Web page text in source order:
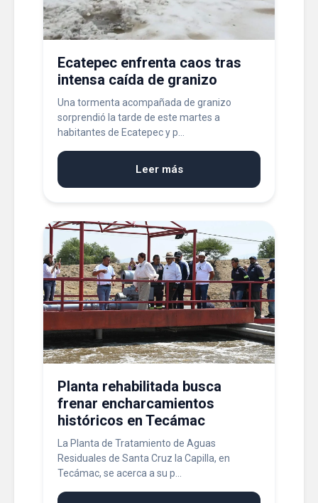
Ecatepec enfrenta caos tras
intensa caída de granizo
Una tormenta acompañada de granizo
sorprendió la tarde de este martes a
habitantes de Ecatepec y p...
Leer más
Planta rehabilitada busca
frenar encharcamientos
históricos en Tecámac
La Planta de Tratamiento de Aguas
Residuales de Santa Cruz la Capilla, en
Tecámac, se acerca a su p...